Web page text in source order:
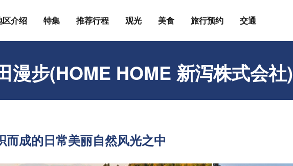
区介绍 特集 推荐行程 观光 美食 旅行预约 交通
漫步(HOME HOME 新泻株式会社)
而成的日常美丽自然风光之中